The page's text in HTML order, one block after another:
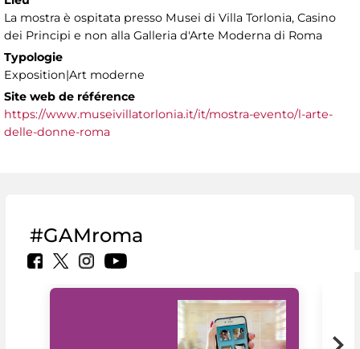
La mostra è ospitata presso Musei di Villa Torlonia, Casino
dei Principi e non alla Galleria d'Arte Moderna di Roma
Typologie
Exposition|Art moderne
Site web de référence
https://www.museivillatorlonia.it/it/mostra-evento/l-arte-
delle-donne-roma
#GAMroma